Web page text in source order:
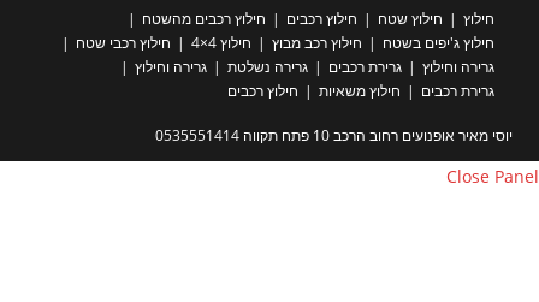
חילוץ חילוץ שטח חילוץ רכבים
חילוץ רכבים מהשטח
חילוץ ג'יפים בשטח
חילוץ רכב מבוץ חילוץ 4×4
חילוץ רכבי שטח
גרירה וחילוץ
גרירת רכבים גרירה נשלטת
גרירה וחילוץ
גרירת רכבים
חילוץ משאיות חילוץ רכבים
יוסי מאיר אופנועים רחוב הרכב 10 פתח תקווה 0535551414
Close